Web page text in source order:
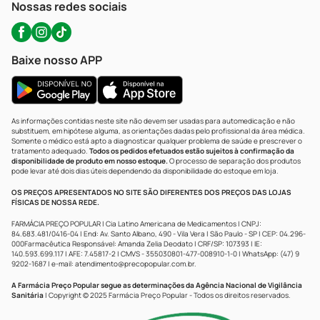
Nossas redes sociais
Baixe nosso APP
As informações contidas neste site não devem ser usadas para automedicação e não
substituem, em hipótese alguma, as orientações dadas pelo profissional da área médica.
Somente o médico está apto a diagnosticar qualquer problema de saúde e prescrever o
tratamento adequado. Todos os pedidos efetuados estão sujeitos à confirmação da
disponibilidade de produto em nosso estoque.O processo de separação dos produtos
pode levar até dois dias úteis dependendo da disponibilidade do estoque em loja.
OS PREÇOS APRESENTADOS NO SITE SÃO DIFERENTES DOS PREÇOS DAS LOJAS
FÍSICAS DE NOSSA REDE.
FARMÁCIA PREÇO POPULAR | Cia Latino Americana de Medicamentos | CNPJ:
84.683.481/0416-04 | End: Av. Santo Albano, 490 - Vila Vera | São Paulo - SP | CEP: 04.296-
000Farmacêutica Responsável: Amanda Zelia Deodato | CRF/SP: 107393 | IE:
140.593.699.117 | AFE: 7.45817-2 | CMVS - 355030801-477-008910-1-0 | WhatsApp: (47) 9
9202-1687 | e-mail: atendimento@precopopular.com.br.
A Farmácia Preço Popular segue as determinações da Agência Nacional de Vigilância
Sanitária | Copyright © 2025 Farmácia Preço Popular - Todos os direitos reservados.